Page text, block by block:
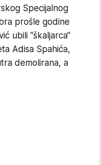
Specijalnog
prošle godine
ubili "škaljarca“
Adisa Spahića,
demolirana, a